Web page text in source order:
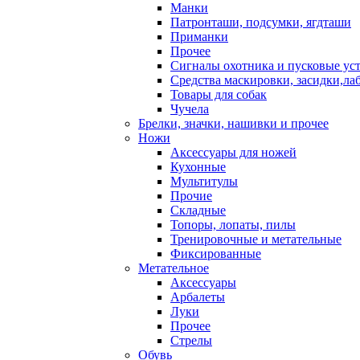
Манки
Патронташи, подсумки, ягдташи
Приманки
Прочее
Сигналы охотника и пусковые
Средства маскировки,
Товары для собак
Чучела
Брелки, значки, нашивки и прочее
Ножи
Аксессуары для ножей
Кухонные
Мультитулы
Прочие
Складные
Топоры, лопаты, пилы
Тренировочные и метательные
Фиксированные
Метательное
Аксессуары
Арбалеты
Луки
Прочее
Стрелы
Обувь